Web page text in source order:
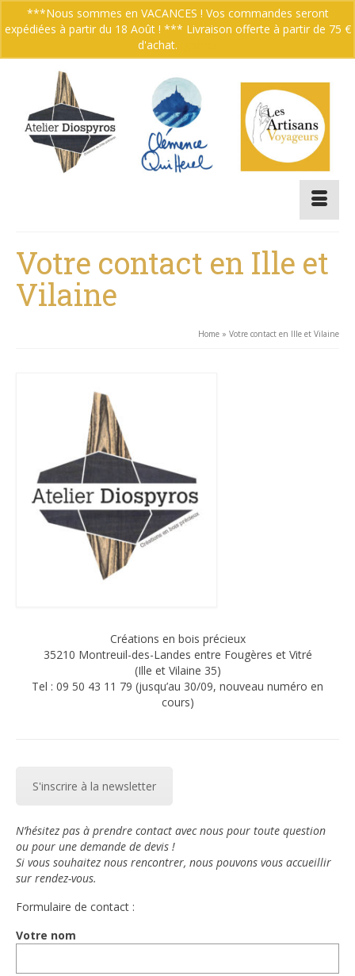
Votre panier 0.00€
Votre contact en Ille et
Vilaine
Home » Votre contact en Ille et Vilaine
Créations en bois précieux
35210 Montreuil-des-Landes entre Fougères et Vitré
(Ille et Vilaine 35)
Tel : 09 50 43 11 79 (jusqu’au 30/09, nouveau numéro en
cours)
S'inscrire à la newsletter
N’hésitez pas à prendre contact avec nous pour toute question
ou pour une demande de devis !
Si vous souhaitez nous rencontrer, nous pouvons vous accueillir
sur rendez-vous.
Formulaire de contact :
Votre nom
***Nous sommes en VACANCES ! Vos commandes seront
expédiées à partir du 18 Août ! *** Livraison offerte à partir de 75 €
d'achat.